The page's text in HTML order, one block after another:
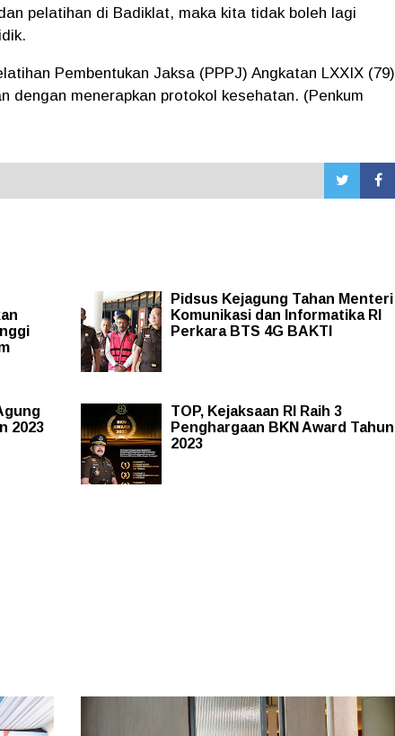
pelatihan di Badiklat, maka kita tidak boleh lagi
Pembentukan Jaksa (PPPJ) Angkatan LXXIX (79)
dengan menerapkan protokol kesehatan. (Penkum
Pidsus Kejagung Tahan Menteri
Komunikasi dan Informatika RI
Perkara BTS 4G BAKTI
2023
TOP, Kejaksaan RI Raih 3
Penghargaan BKN Award Tahun
2023